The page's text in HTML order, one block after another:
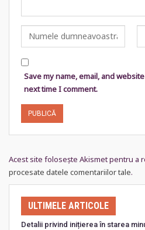
Save my name, email, and
next time I comment.
Acest site folosește Akismet pentru a
procesate datele comentariilor tale.
ULTIMELE ARTICOLE
Detalii privind inițierea în starea